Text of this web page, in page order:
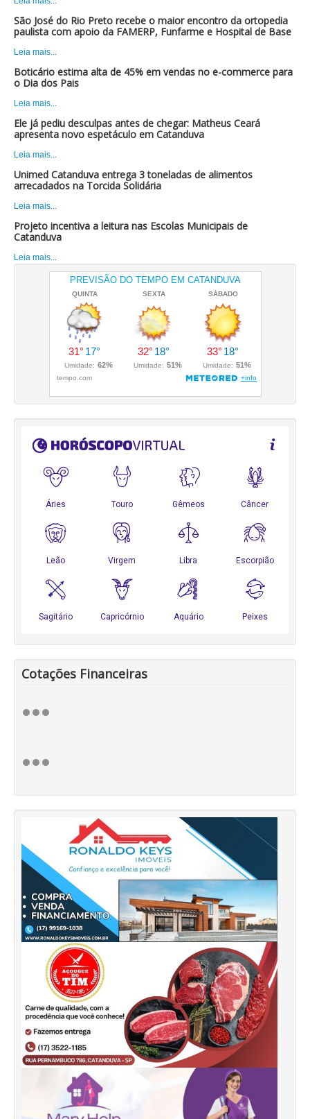
São José do Rio Preto recebe o maior encontro da ortopedia
paulista com apoio da FAMERP, Funfarme e Hospital de Base
Leia mais...
Boticário estima alta de 45% em vendas no e-commerce para
o Dia dos Pais
Leia mais...
Ele já pediu desculpas antes de chegar: Matheus Ceará
apresenta novo espetáculo em Catanduva
Leia mais...
Unimed Catanduva entrega 3 toneladas de alimentos
arrecadados na Torcida Solidária
Leia mais...
Projeto incentiva a leitura nas Escolas Municipais de
Catanduva
Leia mais...
Cotações Financeiras